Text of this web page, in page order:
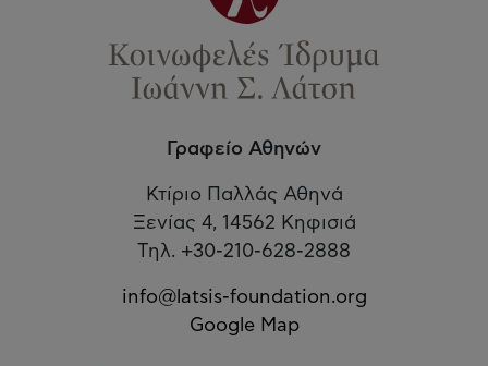
Γραφείο Αθηνών
Κτίριο Παλλάς Αθηνά
Ξενίας 4, 14562 Κηφισιά
Τηλ. +30-210-628-2888
info@latsis-foundation.org
Google Map